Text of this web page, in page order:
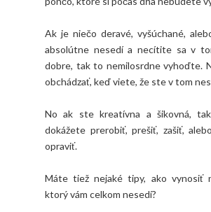
Ak je niečo deravé, vyšúchané,
absolútne nesedí a necítite sa v
dobre, tak to nemilosrdne vyhoďte.
obchádzať, keď viete, že ste v tom
No ak ste kreatívna a šikovná,
dokážete prerobiť, prešiť, zašiť,
opraviť.
Máte tiež nejaké tipy, ako vynosiť
ktorý vám celkom nesedí?